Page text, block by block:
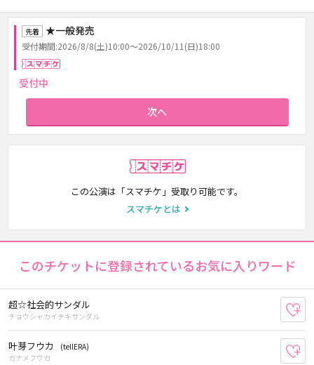
先着 ★一般発売
受付期間:2026/8/8(土)10:00～2026/10/11(日)18:00
受付中
次へ
この公演は「スマチケ」受取り可能です。
スマチケとは
このチケットに登録されているお気に入りワード
超☆社会的サンダル
チョウシャカイテキサンダル
叶芽フウカ
(tellERA)
カナメフウカ